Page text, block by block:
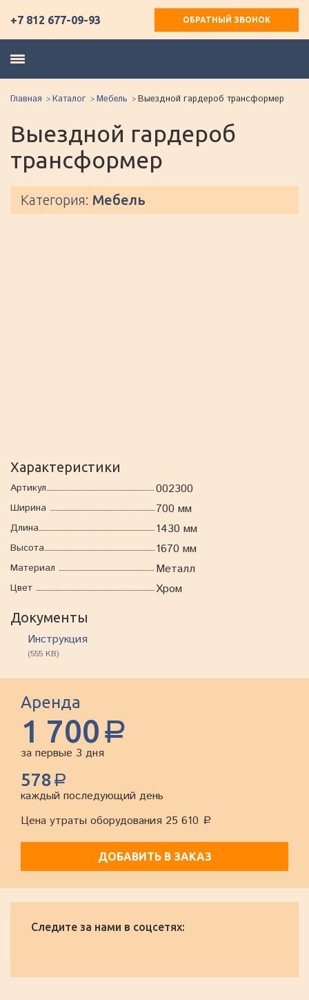
+7 812 677-09-93 ОБРАТНЫЙ ЗВОНОК
Главная Каталог Мебель Выездной гардероб трансформер
Выездной гардероб
трансформер
Категория: Мебель
Характеристики
Артикул 002300
Ширина 700 мм
Длина 1430 мм
Высота 1670 мм
Материал Металл
Цвет
Хром
Документы
Инструкция
(555 KB)
Аренда
1 700 a
за первые 3 дня
578 a
каждый последующий день
Цена утраты оборудования 25 610
a
ДОБАВИТЬ В ЗАКАЗ
Следите за нами в соцсетях: